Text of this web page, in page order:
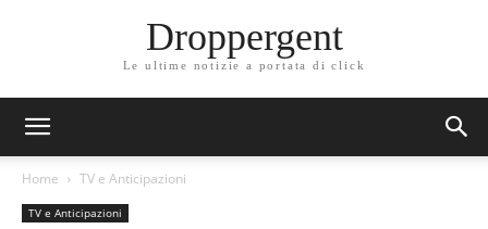
Droppergent
Le ultime notizie a portata di click
Home TV e Anticipazioni
TV e Anticipazioni